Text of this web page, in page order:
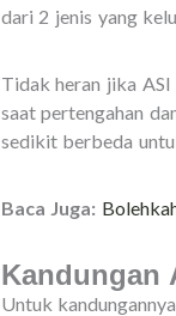
dari 2 jenis yang
Tidak heran jika
saat pertengahan
sedikit berbeda
Baca Juga:
Kandungan
Untuk